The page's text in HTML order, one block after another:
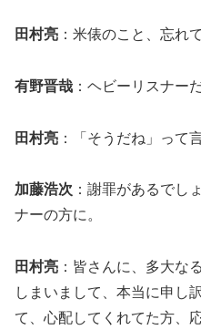
田村亮 ：米俵のこと、忘れ
有野晋哉 ：ヘビーリスナー
田村亮 ：「そうだね」って
加藤浩次 ：謝罪があるでし
ナーの方に。
田村亮 ：皆さんに、多大な
しまいまして、本当に申し
て、心配してくれてた方、